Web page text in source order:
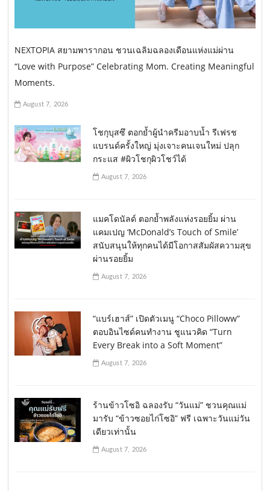
NEXTOPIA สยามพารากอน ชวนเฉลิมฉลองเดือนแห่งแม่ผ่าน
“Love with Purpose” Celebrating Mom. Creating Meaningful
Moments.
August 7, 2026
โชกุบุสซึ ตอกย้ำผู้นำครีมอาบน้ำ รีเฟรช
แบรนด์ครั้งใหญ่ มุ่งเจาะคนเจนใหม่ ปลุก
กระแส #ผิวโชกุผิวโชว์ได้
August 7, 2026
แมคโดนัลด์ ตอกย้ำพลังแห่งรอยยิ้ม ผ่าน
แคมเปญ ‘McDonald’s Touch of Smile’
สนับสนุนให้ทุกคนได้มีโอกาสสัมผัสความสุข
ผ่านรอยยิ้ม
August 7, 2026
“แบร์เฮาส์” เปิดตัวเมนู “Choco Pilloww”
ตอบอินไซด์คนทำงาน ชูแนวคิด “Turn
Every Break into a Soft Moment”
August 7, 2026
ร้านข้าวโซอิ ฉลองรับ “วันแม่” ชวนคุณแม่
มารับ “ข้าวซอยไก่โซอิ” ฟรี เฉพาะวันแม่วัน
เดียวเท่านั้น
August 7, 2026